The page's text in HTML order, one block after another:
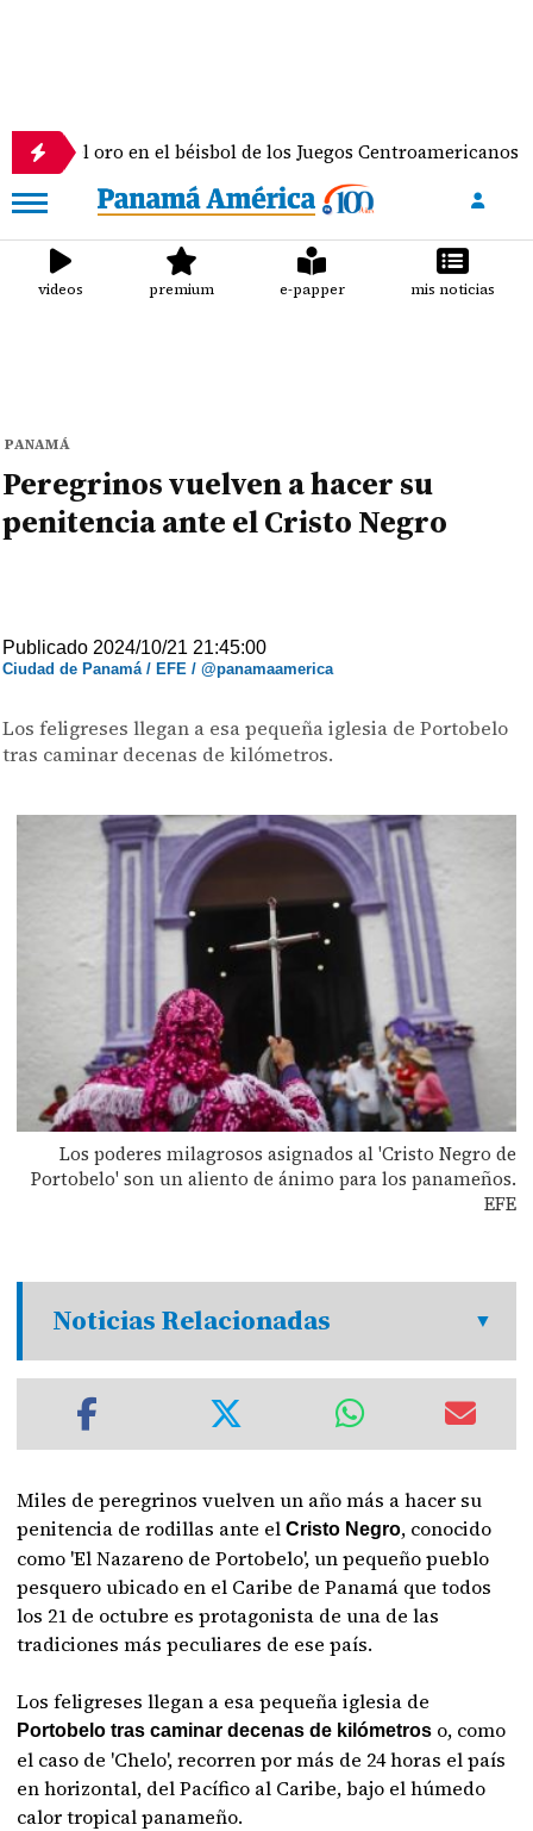
en el béisbol de los Juegos Centroamericanos y del
videos premium e-papper mis noticias
PANAMÁ
Peregrinos vuelven a hacer su
penitencia ante el Cristo Negro
Publicado 2024/10/21 21:45:00
Ciudad de Panamá / EFE / @panamaamerica
Los feligreses llegan a esa pequeña iglesia de Portobelo
tras caminar decenas de kilómetros.
Los poderes milagrosos asignados al 'Cristo Negro de
Portobelo' son un aliento de ánimo para los panameños.
EFE
Noticias Relacionadas
Miles de peregrinos vuelven un año más a hacer su
penitencia de rodillas ante elCristo Negro, conocido
como 'El Nazareno de Portobelo', un pequeño pueblo
pesquero ubicado en el Caribe de Panamá que todos
los 21 de octubre es protagonista de una de las
tradiciones más peculiares de ese país.
Los feligreses llegan a esa pequeña iglesia de
Portobelo tras caminar decenas de kilómetros o, como
el caso de 'Chelo', recorren por más de 24 horas el país
en horizontal, del Pacífico al Caribe, bajo el húmedo
calor tropical panameño.